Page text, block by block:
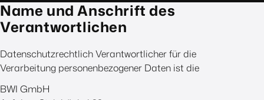
Name und Anschrift des
Verantwortlichen
Datenschutzrechtlich Verantwortlicher für die
Verarbeitung personenbezogener Daten ist die
BWI GmbH